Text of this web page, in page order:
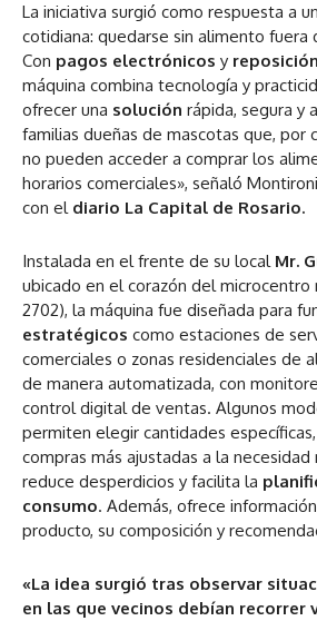
La iniciativa surgió como respuesta a
cotidiana: quedarse sin alimento fuera
Con pagos electrónicos y
máquina combina tecnología y
ofrecer una solución rápida, segura y
familias dueñas de mascotas que, por
no pueden acceder a comprar los
horarios comerciales», señaló
con el diario La Capital de Rosario.
Instalada en el frente de su localMr.
ubicado en el corazón del microcentro
2702), la máquina fue diseñada para
estratégicos como estaciones de
comerciales o zonas residenciales de
de manera automatizada, con
control digital de ventas. Algunos
permiten elegir cantidades
compras más ajustadas a la
reduce desperdicios y facilita la
consumo. Además, ofrece
producto, su composición y
«La idea surgió tras observar
en las que vecinos debían recorrer